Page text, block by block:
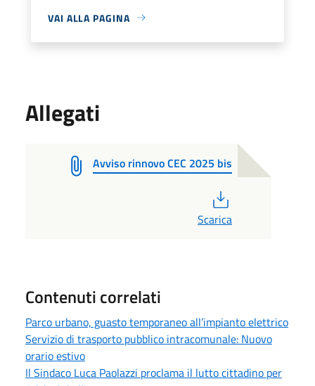
VAI ALLA PAGINA
Allegati
Avviso rinnovo CEC 2025 bis
Scarica
Contenuti correlati
Parco urbano, guasto temporaneo all’impianto elettrico
Servizio di trasporto pubblico intracomunale: Nuovo
orario estivo
Il Sindaco Luca Paolazzi proclama il lutto cittadino per